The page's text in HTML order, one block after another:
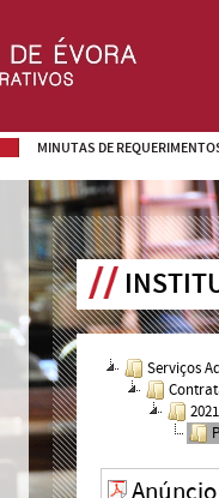
MINUTAS DE
Serviços
2021